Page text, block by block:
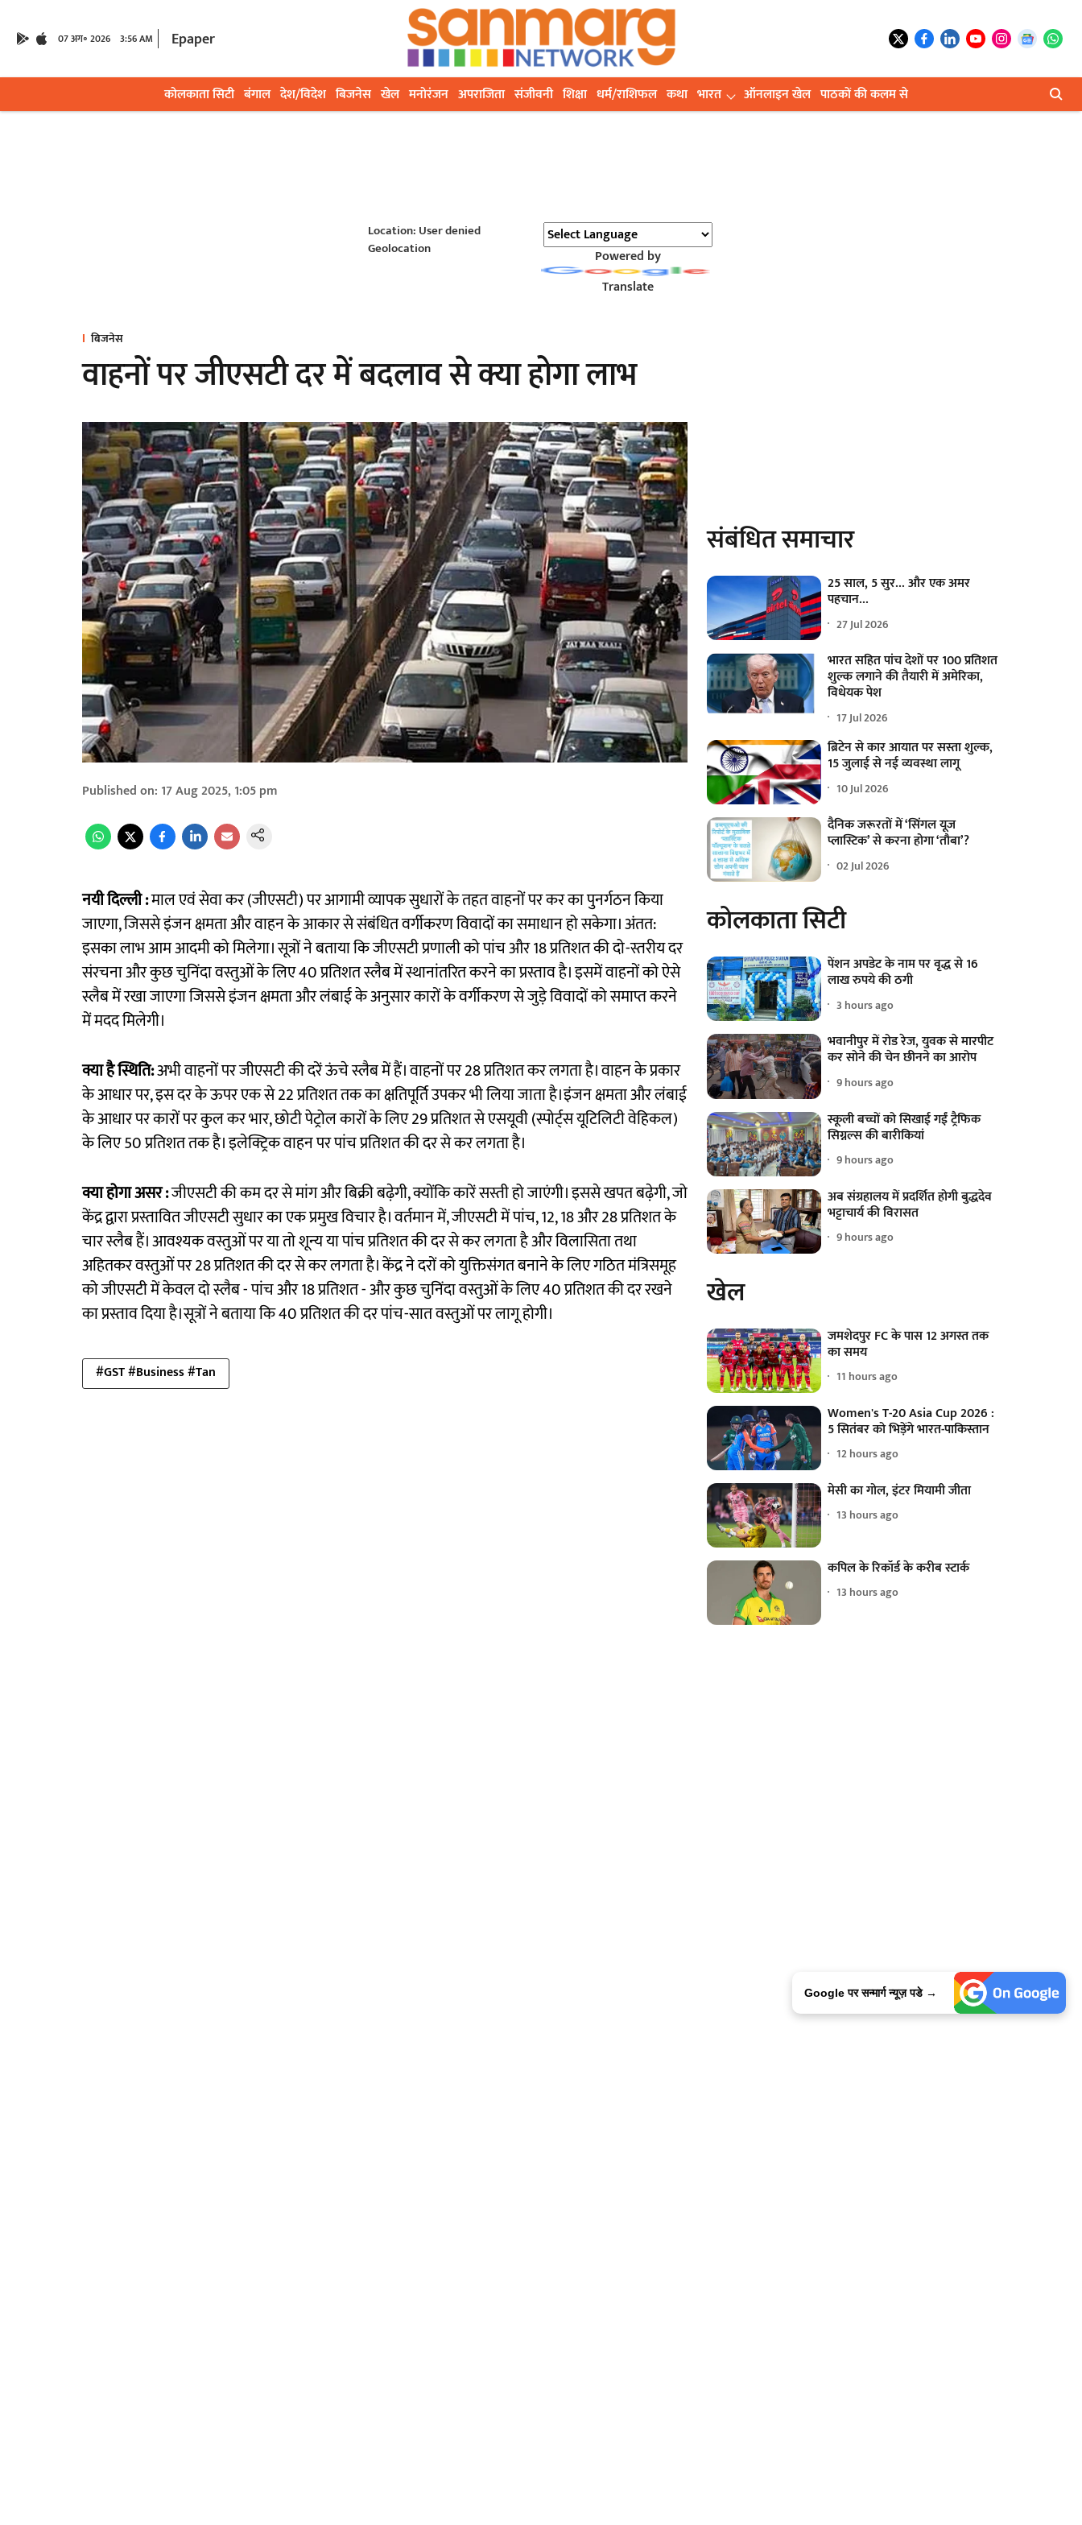
07 अग॰ 2026 3:56 AM Epaper
कोलकाता सिटी बंगाल देश/विदेश बिजनेस खेल मनोरंजन अपराजिता संजीवनी शिक्षा धर्म/राशिफल कथा भारत ऑनलाइन खेल पाठकों की कलम से
Location: User denied
Geolocation
Powered by
Translate
बिजनेस
वाहनों पर जीएसटी दर में बदलाव से क्या होगा लाभ
Published on: 17 Aug 2025, 1:05 pm
नयी दिल्ली :माल एवं सेवा कर (जीएसटी) पर आगामी व्यापक सुधारों के तहत वाहनों पर कर का पुनर्गठन किया
जाएगा, जिससे इंजन क्षमता और वाहन के आकार से संबंधित वर्गीकरण विवादों का समाधान हो सकेगा। अंतत:
इसका लाभ आम आदमी को मिलेगा। सूत्रों ने बताया कि जीएसटी प्रणाली को पांच और 18 प्रतिशत की दो-स्तरीय दर
संरचना और कुछ चुनिंदा वस्तुओं के लिए 40 प्रतिशत स्लैब में स्थानांतरित करने का प्रस्ताव है। इसमें वाहनों को ऐसे
स्लैब में रखा जाएगा जिससे इंजन क्षमता और लंबाई के अनुसार कारों के वर्गीकरण से जुड़े विवादों को समाप्त करने
में मदद मिलेगी।
क्या है स्थिति:अभी वाहनों पर जीएसटी की दरें ऊंचे स्लैब में हैं। वाहनों पर 28 प्रतिशत कर लगता है। वाहन के प्रकार
के आधार पर, इस दर के ऊपर एक से 22 प्रतिशत तक का क्षतिपूर्ति उपकर भी लिया जाता है।इंजन क्षमता और लंबाई
के आधार पर कारों पर कुल कर भार, छोटी पेट्रोल कारों के लिए 29 प्रतिशत से एसयूवी (स्पोर्ट्स यूटिलिटी वेहिकल)
के लिए 50 प्रतिशत तक है। इलेक्ट्रिक वाहन पर पांच प्रतिशत की दर से कर लगता है।
क्या होगा असर :जीएसटी की कम दर से मांग और बिक्री बढ़ेगी, क्योंकि कारें सस्ती हो जाएंगी। इससे खपत बढ़ेगी, जो
केंद्र द्वारा प्रस्तावित जीएसटी सुधार का एक प्रमुख विचार है। वर्तमान में, जीएसटी में पांच, 12, 18 और 28 प्रतिशत के
चार स्लैब हैं। आवश्यक वस्तुओं पर या तो शून्य या पांच प्रतिशत की दर से कर लगता है और विलासिता तथा
अहितकर वस्तुओं पर 28 प्रतिशत की दर से कर लगता है। केंद्र ने दरों को युक्तिसंगत बनाने के लिए गठित मंत्रिसमूह
को जीएसटी में केवल दो स्लैब - पांच और 18 प्रतिशत - और कुछ चुनिंदा वस्तुओं के लिए 40 प्रतिशत की दर रखने
का प्रस्ताव दिया है।सूत्रों ने बताया कि 40 प्रतिशत की दर पांच-सात वस्तुओं पर लागू होगी।
#GST #Business #Tan
संबंधित समाचार
25 साल, 5 सुर... और एक अमर
पहचान...
27 Jul 2026
भारत सहित पांच देशों पर 100 प्रतिशत
शुल्क लगाने की तैयारी में अमेरिका,
विधेयक पेश
17 Jul 2026
ब्रिटेन से कार आयात पर सस्ता शुल्क,
15 जुलाई से नई व्यवस्था लागू
10 Jul 2026
दैनिक जरूरतों में ‘सिंगल यूज
प्लास्टिक’ से करना होगा ‘तौबा’?
02 Jul 2026
कोलकाता सिटी
पेंशन अपडेट के नाम पर वृद्ध से 16
लाख रुपये की ठगी
3 hours ago
भवानीपुर में रोड रेज, युवक से मारपीट
कर सोने की चेन छीनने का आरोप
9 hours ago
स्कूली बच्चों को सिखाई गईं ट्रैफिक
सिग्नल्स की बारीकियां
9 hours ago
अब संग्रहालय में प्रदर्शित होगी बुद्धदेव
भट्टाचार्य की विरासत
9 hours ago
खेल
जमशेदपुर FC के पास 12 अगस्त तक
का समय
11 hours ago
Women's T-20 Asia Cup 2026 :
5 सितंबर को भिड़ेंगे भारत-पाकिस्तान
12 hours ago
मेसी का गोल, इंटर मियामी जीता
13 hours ago
कपिल के रिकॉर्ड के करीब स्टार्क
13 hours ago
Google पर सन्मार्ग न्यूज़ पडे →